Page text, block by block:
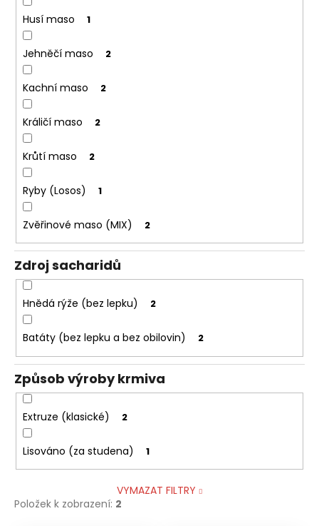
Husí maso 1
Jehněčí maso 2
Kachní maso 2
Králičí maso 2
Krůtí maso 2
Ryby (Losos) 1
Zvěřinové maso (MIX) 2
Zdroj sacharidů
Hnědá rýže (bez lepku) 2
Batáty (bez lepku a bez obilovin) 2
Způsob výroby krmiva
Extruze (klasické) 2
Lisováno (za studena) 1
VYMAZAT FILTRY
Položek k zobrazení: 2
m